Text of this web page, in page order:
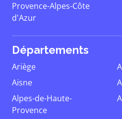
Provence-Alpes-Côte
d'Azur
Départements
Ariège
Aisne
Alpes-de-Haute-
Provence